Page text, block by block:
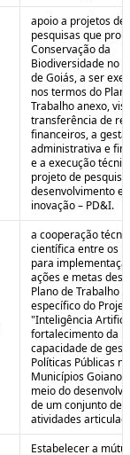
apoio a projetos de
pesquisas que
Conservação da
Biodiversidade no
de Goiás, a ser
nos termos do
Trabalho anexo,
transferência de
financeiros, a
administrativa e
e a execução
projeto de pesquisa,
desenvolvimento e
inovação – PD&I.
a cooperação
científica entre os
para
ações e metas
Plano de Trabalho
específico do
"Inteligência
fortalecimento da
capacidade de
Políticas Públicas
Municípios
meio do
de um conjunto de
atividades
Estabelecer a